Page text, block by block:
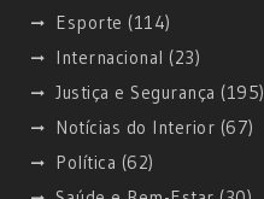
Esporte (114)
Internacional (23)
Justiça e Segurança (195)
Notícias do Interior (67)
Política (62)